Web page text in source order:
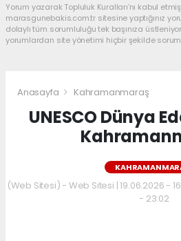
Yorum yazarak Topluluk Kuralları’nı kabul
marasgunebakis.com.tr sitesine yaptığınız
dolaylı tüm sorumluluğu tek başınıza
yorumlardan site yönetimi hiçbir şekilde
Anasayfa Kahramanmaraş
UNESCO Dünya
(Web Sitesi) - Web Sitesi | 19.06.2026 -
- 23:02